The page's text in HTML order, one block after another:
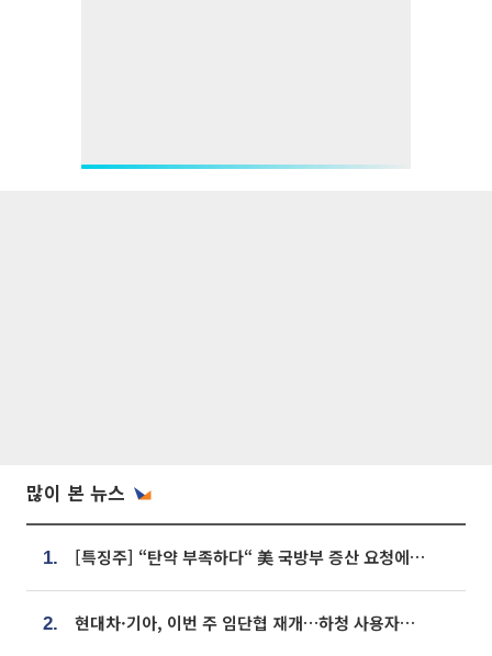
많이 본 뉴스
1. [특징주] “탄약 부족하다“ 美 국방부 증산 요청에⋯국내 방산주 급등세
2. 현대차·기아, 이번 주 임단협 재개…하청 사용자성 재심도 ‘변수’